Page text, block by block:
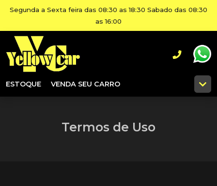
Segunda a Sexta feira das 08:30 as 18:30 Sabado das 08:30
as 16:00
ESTOQUE VENDA SEU CARRO
Termos de Uso